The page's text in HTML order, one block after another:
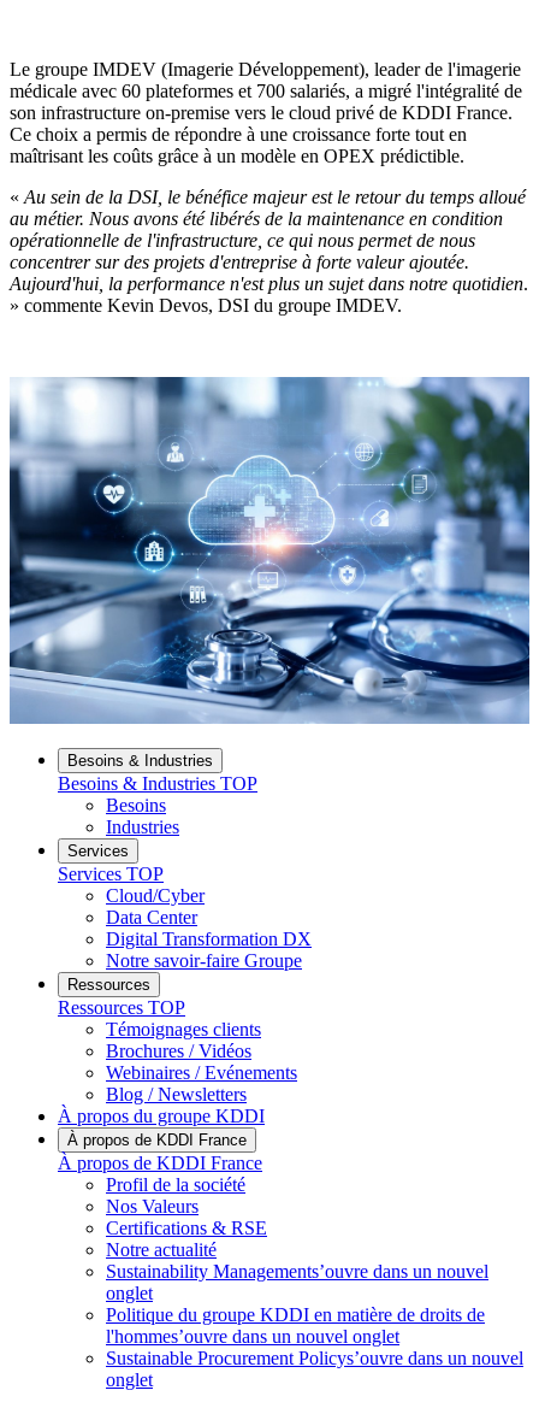
Le groupe IMDEV (Imagerie Développement), leader de l'imagerie
médicale avec 60 plateformes et 700 salariés, a migré l'intégralité de
son infrastructure on-premise vers le cloud privé de KDDI France.
Ce choix a permis de répondre à une croissance forte tout en
maîtrisant les coûts grâce à un modèle en OPEX prédictible.
«Au sein de la DSI, le bénéfice majeur est le retour du temps alloué
au métier. Nous avons été libérés de la maintenance en condition
opérationnelle de l'infrastructure, ce qui nous permet de nous
concentrer sur des projets d'entreprise à forte valeur ajoutée.
Aujourd'hui, la performance n'est plus un sujet dans notre quotidien.
» commente Kevin Devos, DSI du groupe IMDEV.
Besoins & Industries
Besoins & Industries TOP
Besoins
Industries
Services
Services TOP
Cloud/Cyber
Data Center
Digital Transformation DX
Notre savoir-faire Groupe
Ressources
Ressources TOP
Témoignages clients
Brochures / Vidéos
Webinaires / Evénements
Blog / Newsletters
À propos du groupe KDDI
À propos de KDDI France
À propos de KDDI France
Profil de la société
Nos Valeurs
Certifications & RSE
Notre actualité
Sustainability Managements’ouvre dans un nouvel
onglet
Politique du groupe KDDI en matière de droits de
l'hommes’ouvre dans un nouvel onglet
Sustainable Procurement Policys’ouvre dans un nouvel
onglet